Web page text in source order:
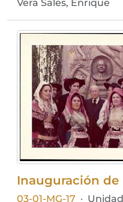
Vera Sales, Enrique
03-01-MG-17 ·